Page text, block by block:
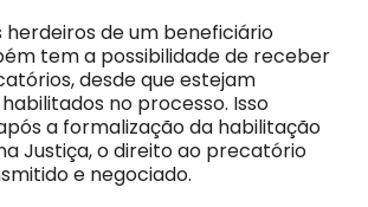
herdeiros de um beneficiário
tem a possibilidade de receber
desde que estejam
no processo. Isso
a formalização da habilitação
Justiça, o direito ao precatório
e negociado.